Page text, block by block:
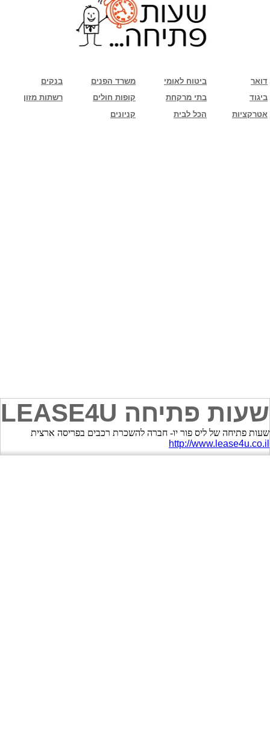
בנקים משרד הפנים ביטוח לאומי
דואר
רשתות מזון
קופות חולים בתי מרקחת
ביגוד
קניונים
הכל לבית אטרקציות
שעות פתיחה LEASE4U
שעות פתיחה של ליס פור יו- חברה להשכרת רכבים בפריסה ארצית
http://www.lease4u.co.il